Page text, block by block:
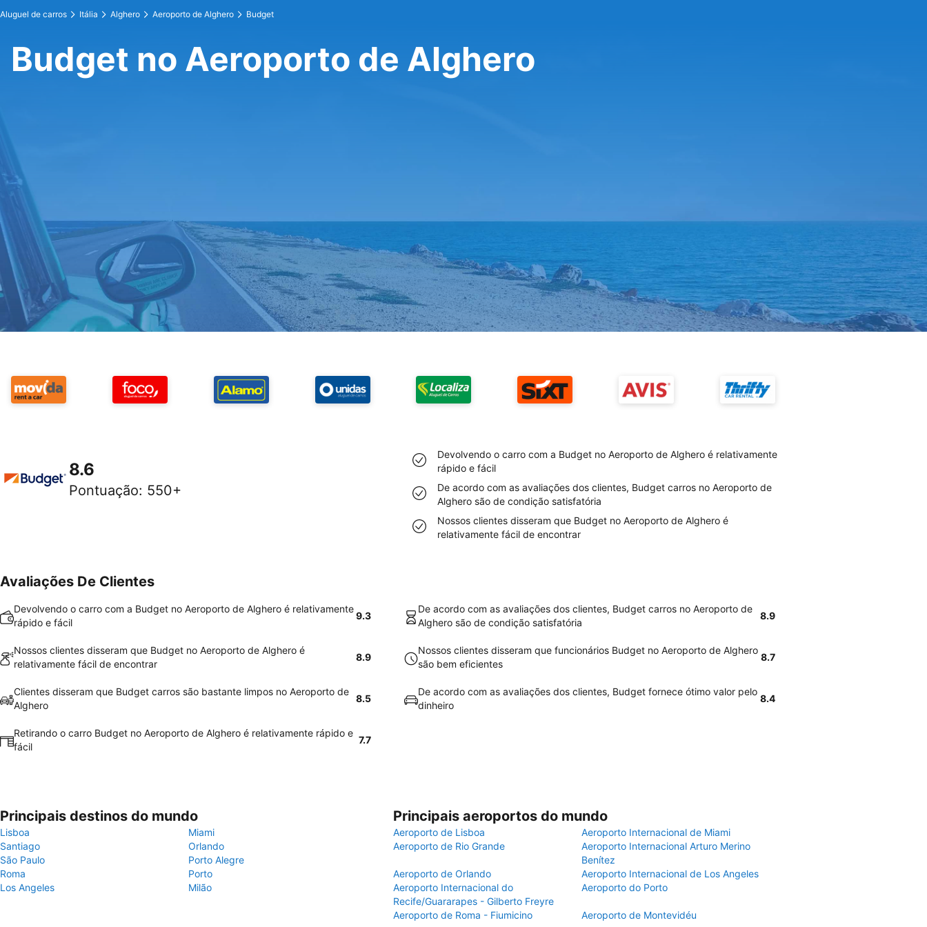
Aluguel de carros Itália Alghero Aeroporto de Alghero Budget
Budget no Aeroporto de Alghero
8.6
Pontuação: 550+
Devolvendo o carro com a Budget no Aeroporto de Alghero é relativamente
rápido e fácil
De acordo com as avaliações dos clientes, Budget carros no Aeroporto de
Alghero são de condição satisfatória
Nossos clientes disseram que Budget no Aeroporto de Alghero é
relativamente fácil de encontrar
Avaliações De Clientes
Devolvendo o carro com a Budget no Aeroporto de Alghero é relativamente
rápido e fácil
9.3
De acordo com as avaliações dos clientes, Budget carros no Aeroporto de
Alghero são de condição satisfatória
8.9
Nossos clientes disseram que Budget no Aeroporto de Alghero é
relativamente fácil de encontrar
8.9
Nossos clientes disseram que funcionários Budget no Aeroporto de Alghero
são bem eficientes
8.7
Clientes disseram que Budget carros são bastante limpos no Aeroporto de
Alghero
8.5
De acordo com as avaliações dos clientes, Budget fornece ótimo valor pelo
dinheiro
8.4
Retirando o carro Budget no Aeroporto de Alghero é relativamente rápido e
fácil
7.7
Principais destinos do mundo
Lisboa
Miami
Santiago
Orlando
São Paulo
Porto Alegre
Roma
Porto
Los Angeles
Milão
Principais aeroportos do mundo
Aeroporto de Lisboa
Aeroporto Internacional de Miami
Aeroporto de Rio Grande
Aeroporto Internacional Arturo Merino
Benítez
Aeroporto de Orlando
Aeroporto Internacional de Los Angeles
Aeroporto Internacional do
Recife/Guararapes - Gilberto Freyre
Aeroporto do Porto
Aeroporto de Roma - Fiumicino Aeroporto de Montevidéu